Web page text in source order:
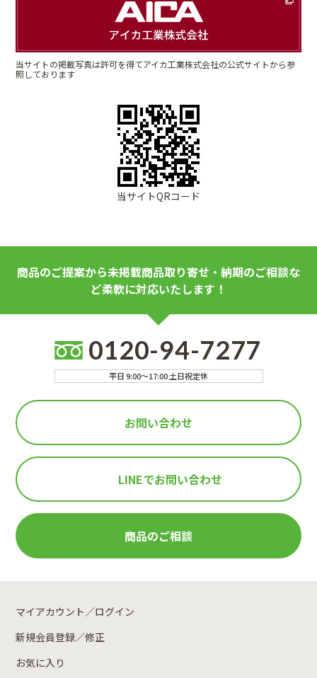
当サイトの掲載写真は許可を得てアイカ工業株式会社の公式サイトから参
照しております
当サイトQRコード
商品のご提案から未掲載商品取り寄せ・納期のご相談な
ど柔軟に対応いたします！
0120-94-7277
平日 9:00～17:00 土日祝定休
お問い合わせ
LINEでお問い合わせ
商品のご相談
マイアカウント／ログイン
新規会員登録／修正
お気に入り